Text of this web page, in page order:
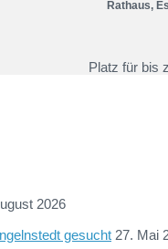
Rathaus,
Platz für bis
2026
gesucht 27. Mai